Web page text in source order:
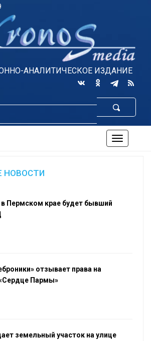
АНАЛИТИЧЕСКОЕ ИЗДАНИЕ
по
НОВОСТИ
Пермском крае будет бывший
отзывает права на
Пармы»
земельный участок на улице